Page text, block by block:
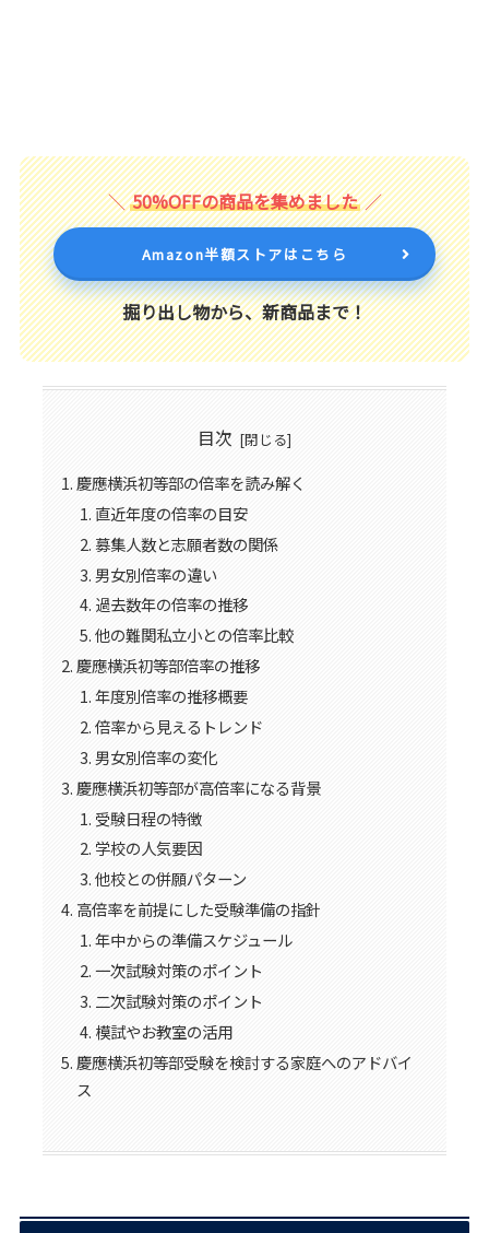
50%OFFの商品を集めました
Amazon半額ストアはこちら
掘り出し物から、新商品まで！
目次
慶應横浜初等部の倍率を読み解く
直近年度の倍率の目安
募集人数と志願者数の関係
男女別倍率の違い
過去数年の倍率の推移
他の難関私立小との倍率比較
慶應横浜初等部倍率の推移
年度別倍率の推移概要
倍率から見えるトレンド
男女別倍率の変化
慶應横浜初等部が高倍率になる背景
受験日程の特徴
学校の人気要因
他校との併願パターン
高倍率を前提にした受験準備の指針
年中からの準備スケジュール
一次試験対策のポイント
二次試験対策のポイント
模試やお教室の活用
慶應横浜初等部受験を検討する家庭へのアドバイ
ス